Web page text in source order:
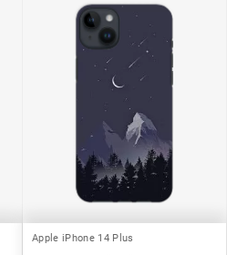
Apple iPhone 14 Plus